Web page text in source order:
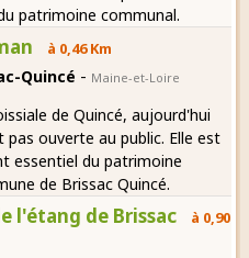
patrimoine communal.
à 0,46 Km
Quincé - Maine-et-Loire
de Quincé, aujourd'hui
ouverte au public. Elle est
essentiel du patrimoine
de Brissac Quincé.
l'étang de Brissac
à 0,90